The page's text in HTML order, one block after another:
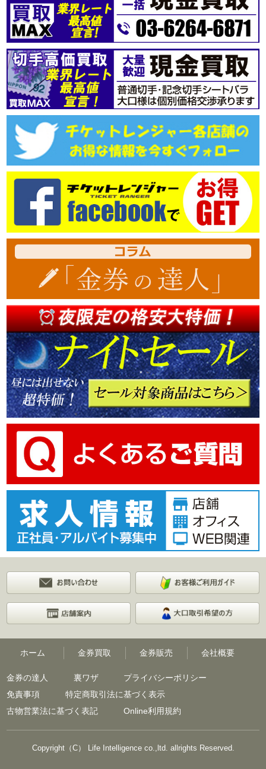
ホーム 金券買取 金券販売 会社概要
金券の達人 裏ワザ
プライバシーポリシー
免責事項
特定商取引法に基づく表示
古物営業法に基づく表記
Online利用規約
Copyright（C） Life Intelligence co.,ltd. allrights Reserved.